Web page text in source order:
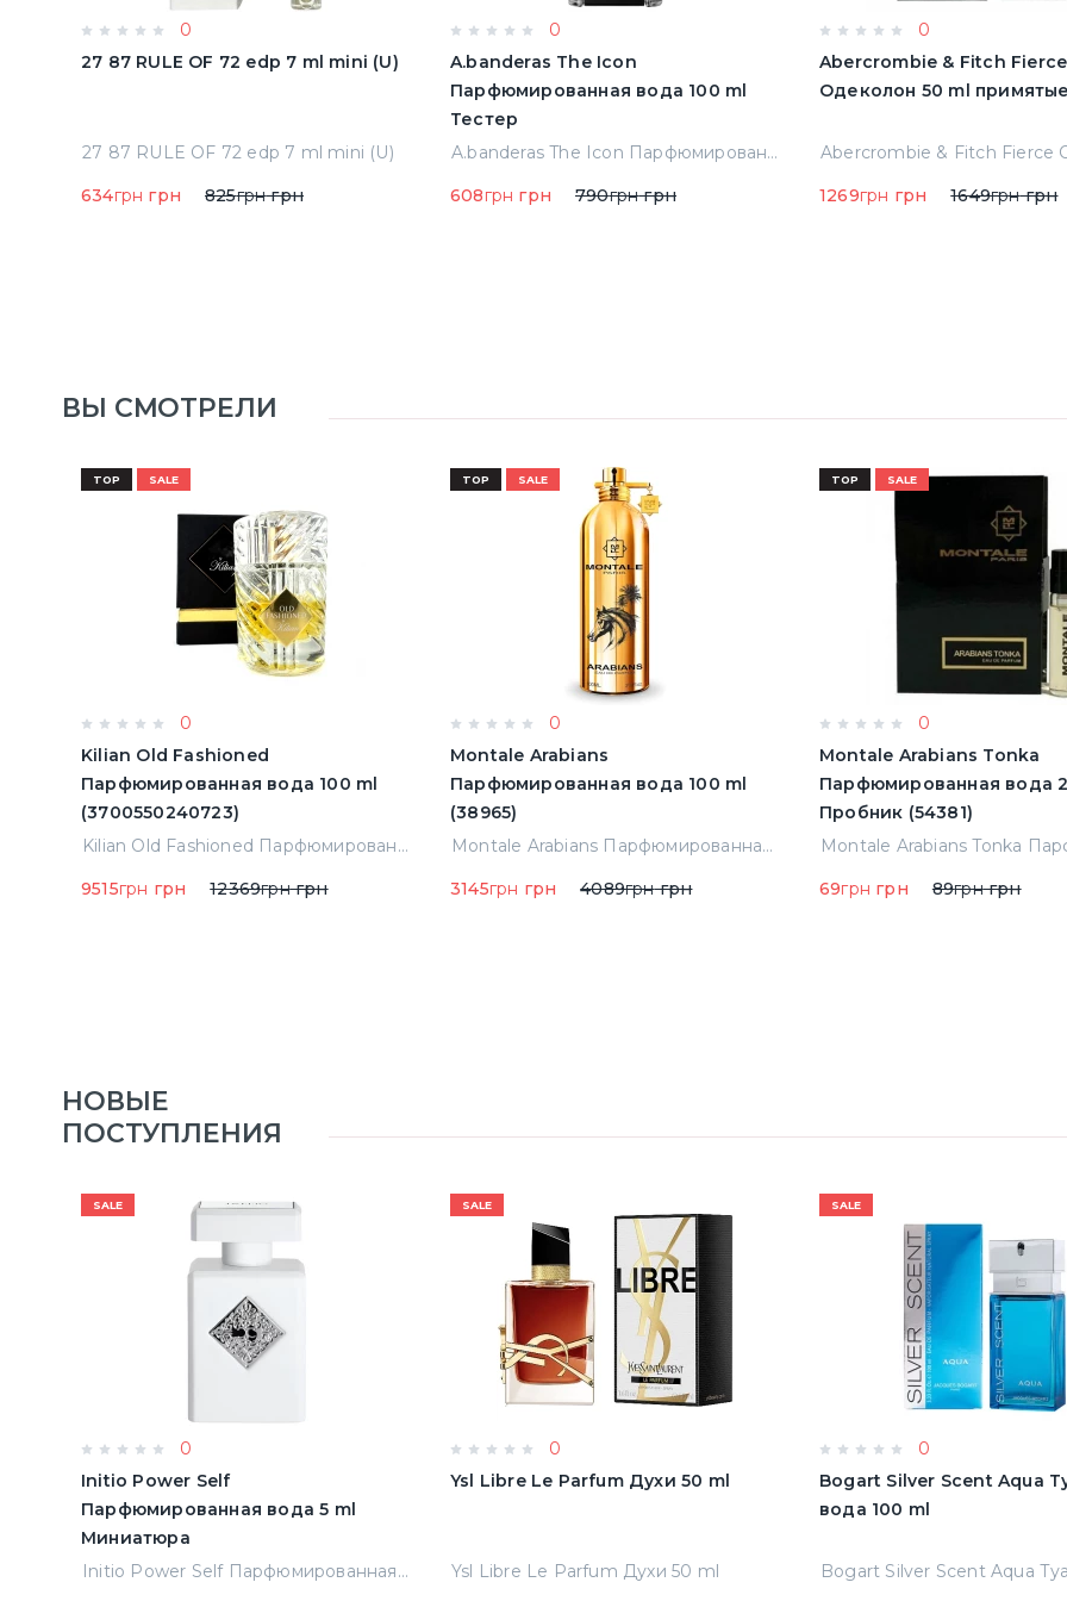
0
27 87 RULE OF 72 edp 7 ml mini (U)
27 87 RULE OF 72 edp 7 ml mini (U)
634грн грн 825грнгрн
0
A.banderas The Icon
Парфюмированная вода 100 ml
Тестер
A.banderas The Icon Парфюмированная вода 100 ml Тестер
608грн грн 790грнгрн
0
Abercrombie & Fitch Fierce
Одеколон 50 ml
1269грн грн 1649грнгрн
ВЫ СМОТРЕЛИ
TOP SALE
0
Kilian Old Fashioned
Парфюмированная вода 100 ml
(3700550240723)
Kilian Old Fashioned Парфюмированная вода 100 ml (3700550240723)
9515грн грн 12369грнгрн
TOP SALE
0
Montale Arabians
Парфюмированная вода 100 ml
(38965)
Montale Arabians Парфюмированная вода 100 ml (38965)
3145грн грн 4089грнгрн
TOP SALE
0
Montale Arabians Tonka
Парфюмированная вода
Пробник (54381)
69грн грн 89грнгрн
НОВЫЕ
ПОСТУПЛЕНИЯ
SALE
0
Initio Power Self
Парфюмированная вода 5 ml
Миниатюра
Initio Power Self Парфюмированная вода 5 ml Миниатюра
SALE
0
Ysl Libre Le Parfum Духи 50 ml
Ysl Libre Le Parfum Духи 50 ml
SALE
0
Bogart Silver Scent Aqua
вода 100 ml